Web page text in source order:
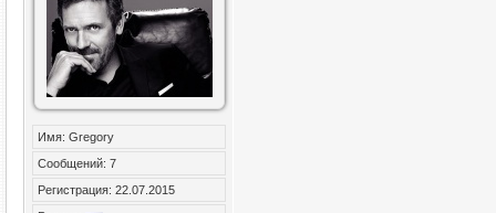
Имя: Gregory
Сообщений: 7
Регистрация: 22.07.2015